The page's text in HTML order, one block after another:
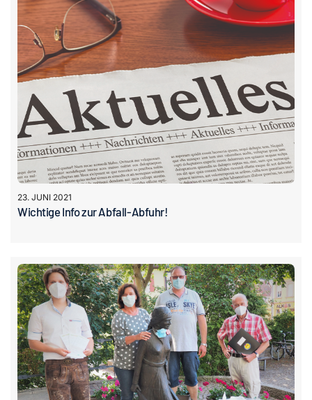
23. JUNI 2021
Wichtige Info zur Abfall-Abfuhr!